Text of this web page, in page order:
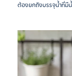
ต้องยกถังบรรจุน้ำที่มี